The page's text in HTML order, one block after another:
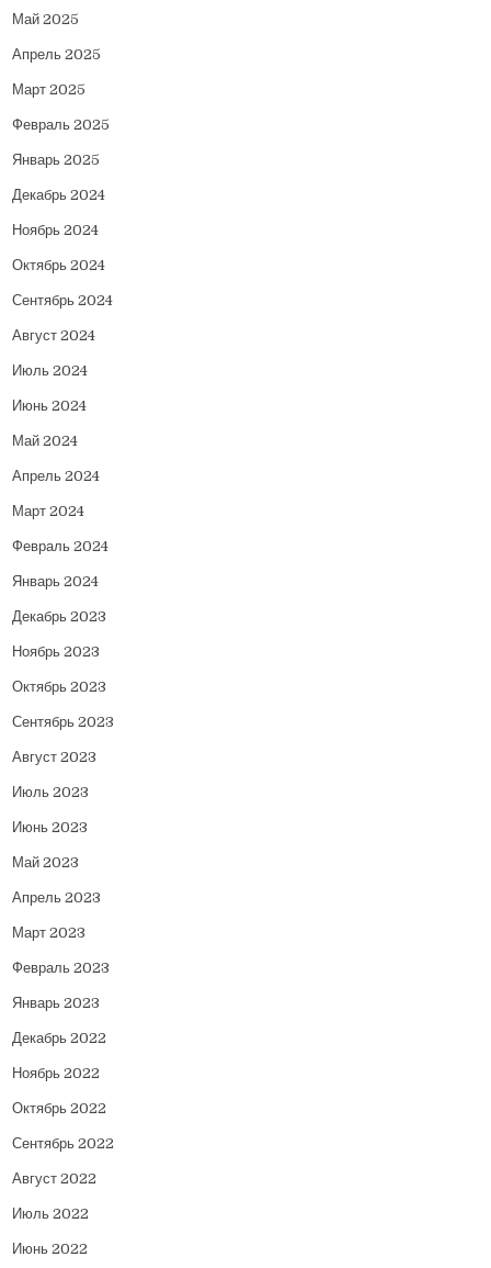
Май 2025
Апрель 2025
Март 2025
Февраль 2025
Январь 2025
Декабрь 2024
Ноябрь 2024
Октябрь 2024
Сентябрь 2024
Август 2024
Июль 2024
Июнь 2024
Май 2024
Апрель 2024
Март 2024
Февраль 2024
Январь 2024
Декабрь 2023
Ноябрь 2023
Октябрь 2023
Сентябрь 2023
Август 2023
Июль 2023
Июнь 2023
Май 2023
Апрель 2023
Март 2023
Февраль 2023
Январь 2023
Декабрь 2022
Ноябрь 2022
Октябрь 2022
Сентябрь 2022
Август 2022
Июль 2022
Июнь 2022